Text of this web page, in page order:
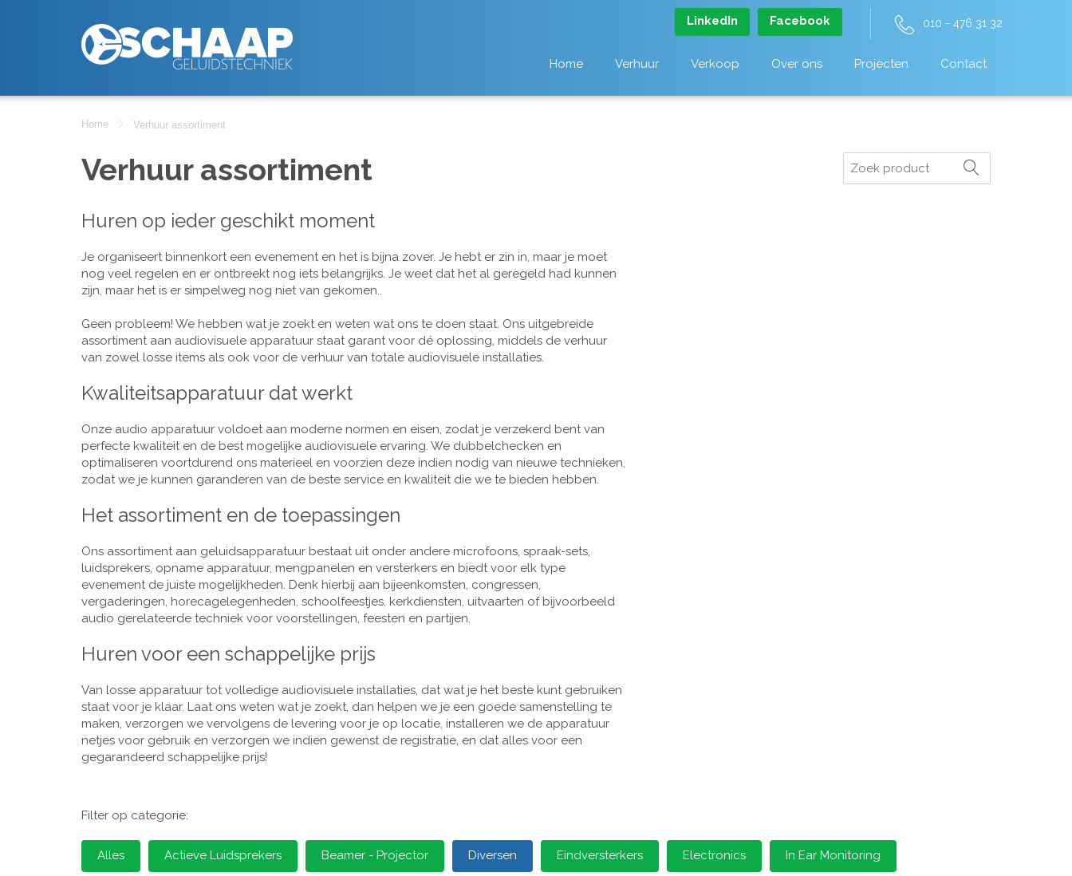
LinkedIn Facebook 010 - 476 31 32
Home Verhuur Verkoop Over ons Projecten Contact
Home Verhuur assortiment
Verhuur assortiment
Huren op ieder geschikt moment
Je organiseert binnenkort een evenement en het is bijna zover. Je hebt er zin in, maar je moet
nog veel regelen en er ontbreekt nog iets belangrijks. Je weet dat het al geregeld had kunnen
zijn, maar het is er simpelweg nog niet van gekomen..
Geen probleem! We hebben wat je zoekt en weten wat ons te doen staat. Ons uitgebreide
assortiment aan audiovisuele apparatuur staat garant voor dé oplossing, middels de verhuur
van zowel losse items als ook voor de verhuur van totale audiovisuele installaties.
Kwaliteitsapparatuur dat werkt
Onze audio apparatuur voldoet aan moderne normen en eisen, zodat je verzekerd bent van
perfecte kwaliteit en de best mogelijke audiovisuele ervaring. We dubbelchecken en
optimaliseren voortdurend ons materieel en voorzien deze indien nodig van nieuwe technieken,
zodat we je kunnen garanderen van de beste service en kwaliteit die we te bieden hebben.
Het assortiment en de toepassingen
Ons assortiment aan geluidsapparatuur bestaat uit onder andere microfoons, spraak-sets,
luidsprekers, opname apparatuur, mengpanelen en versterkers en biedt voor elk type
evenement de juiste mogelijkheden. Denk hierbij aan bijeenkomsten, congressen,
vergaderingen, horecagelegenheden, schoolfeestjes, kerkdiensten, uitvaarten of bijvoorbeeld
audio gerelateerde techniek voor voorstellingen, feesten en partijen.
Huren voor een schappelijke prijs
Van losse apparatuur tot volledige audiovisuele installaties, dat wat je het beste kunt gebruiken
staat voor je klaar. Laat ons weten wat je zoekt, dan helpen we je een goede samenstelling te
maken, verzorgen we vervolgens de levering voor je op locatie, installeren we de apparatuur
netjes voor gebruik en verzorgen we indien gewenst de registratie, en dat alles voor een
gegarandeerd schappelijke prijs!
Zoeken
Filter op categorie:
Alles Actieve Luidsprekers Beamer - Projector Diversen Eindversterkers Electronics In Ear Monitoring